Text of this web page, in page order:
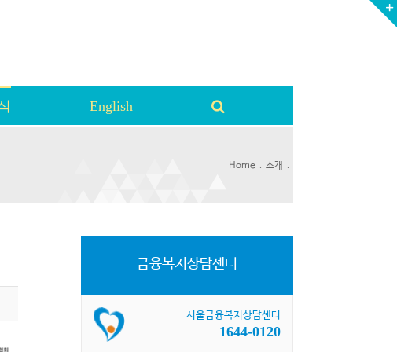
English
Home 소개
금융복지상담센터
서울금융복지상담센터
1644-0120